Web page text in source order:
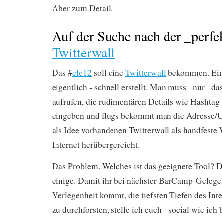
Aber zum Detail.
Auf der Suche nach der
Twitterwall
Das #clc12 soll eineTwitterwall bekommen.
eigentlich - schnell erstellt. Man muss _nur_
aufrufen, die rudimentären Details wie
eingeben und flugs bekommt man die Adresse/
als Idee vorhandenen Twitterwall als handfeste
Internet herübergereicht.
Das Problem. Welches ist das geeignete Tool?
einige. Damit ihr bei nächster BarCamp-
Verlegenheit kommt, die tiefsten Tiefen des
zu durchforsten, stelle ich euch - social wie ich